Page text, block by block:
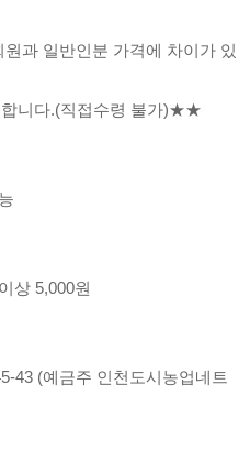
과 일반인분 가격에 차이가 있
니다.(직접수령 불가)★★
상 5,000원
43 (예금주 인천도시농업네트